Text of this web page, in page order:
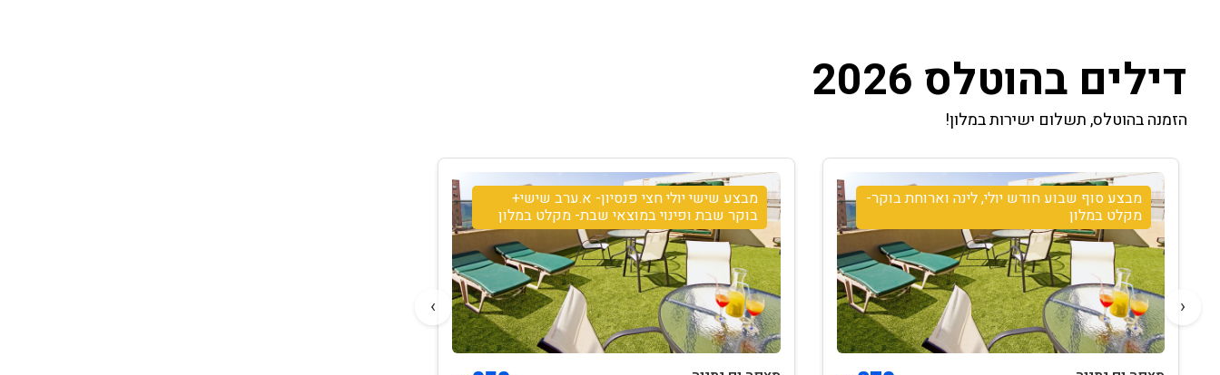
דילים בהוטלס 2026
הזמנה בהוטלס, תשלום ישירות במלון!
מבצע סוף שבוע חודש יולי, לינה וארוחת בוקר-
מקלט במלון
מבצע שישי יולי חצי פנסיון- א.ערב שישי+
בוקר שבת ופינוי במוצאי שבת- מקלט במלון
‹
›